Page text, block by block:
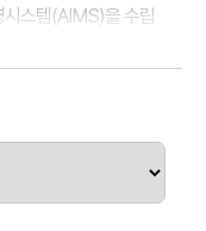
스템(AIMS)을 수립
한 전문성을 강화할
한 이해도를 높이고
이 과정에서는 상황 이